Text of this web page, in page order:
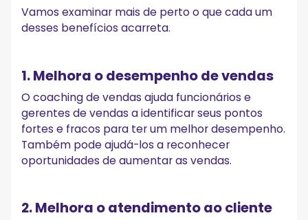
Vamos examinar mais de perto o que cada um
desses benefícios acarreta.
1. Melhora o desempenho de vendas
O coaching de vendas ajuda funcionários e
gerentes de vendas a identificar seus pontos
fortes e fracos para ter um melhor desempenho.
Também pode ajudá-los a reconhecer
oportunidades de aumentar as vendas.
2. Melhora o atendimento ao cliente